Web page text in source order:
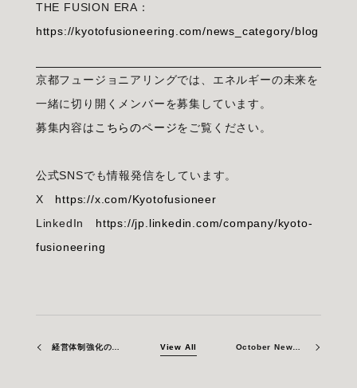
THE FUSION ERA：
https://kyotofusioneering.com/news_category/blog
京都フュージョニアリングでは、エネルギーの未来を
一緒に切り開くメンバーを募集しています。
募集内容はこちらのページをご覧ください。
公式SNSでも情報発信をしています。
X https://x.com/Kyotofusioneer
LinkedIn https://jp.linkedin.com/company/kyoto-
fusioneering
経営体制強化のお知らせ View All October Newsletter 2025